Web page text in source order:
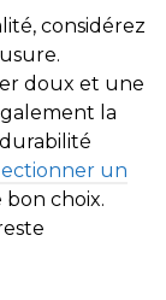
considérez
doux et une
la
un
bon choix.